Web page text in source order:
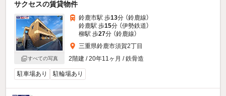
サクセスの賃貸物件
すべての写真
鈴鹿市駅 歩13分 （鈴鹿線）
鈴鹿駅 歩15分 （伊勢鉄道）
柳駅 歩27分 （鈴鹿線）
三重県鈴鹿市須賀2丁目
2階建 / 20年11ヶ月 / 鉄骨造
駐車場あり 駐輪場あり